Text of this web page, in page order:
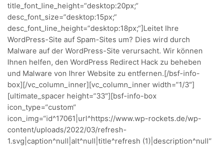
title_font_line_height=“desktop:20px;“
desc_font_size=“desktop:15px;“
desc_font_line_height=“desktop:18px;“]Leitet Ihre
WordPress-Site auf Spam-Sites um? Dies wird durch
Malware auf der WordPress-Site verursacht. Wir können
Ihnen helfen, den WordPress Redirect Hack zu beheben
und Malware von Ihrer Website zu entfernen.[/bsf-info-
box][/vc_column_inner][vc_column_inner width=“1/3″]
[ultimate_spacer height=“33″][bsf-info-box
icon_type=“custom“
icon_img=“id^17061|url^https://www.wp-rockets.de/wp-
content/uploads/2022/03/refresh-
1.svg|caption^null|alt^null|title^refresh (1)|description^null“